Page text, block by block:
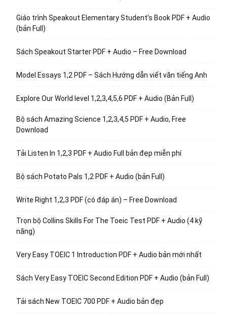
Giáo trình Speakout Elementary Student’s Book PDF + Audio
(bản Full)
Sách Speakout Starter PDF + Audio – Free Download
Model Essays 1,2 PDF – Sách Hướng dẫn viết văn tiếng Anh
Explore Our World level 1,2,3,4,5,6 PDF + Audio (Bản Full)
Bộ sách Amazing Science 1,2,3,4,5 PDF + Audio, Free
Download
Tải Listen In 1,2,3 PDF + Audio Full bản đẹp miễn phí
Bộ sách Potato Pals 1,2 PDF + Audio (bản Full)
Write Right 1,2,3 PDF (có đáp án) – Free Download
Trọn bộ Collins Skills For The Toeic Test PDF + Audio (4 kỹ
năng)
Very Easy TOEIC 1 Introduction PDF + Audio bản mới nhất
Sách Very Easy TOEIC Second Edition PDF + Audio (bản Full)
Tải sách New TOEIC 700 PDF + Audio bản đẹp